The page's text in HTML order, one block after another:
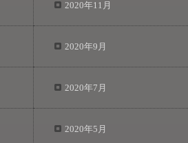
2020年11月
2020年9月
2020年7月
2020年5月